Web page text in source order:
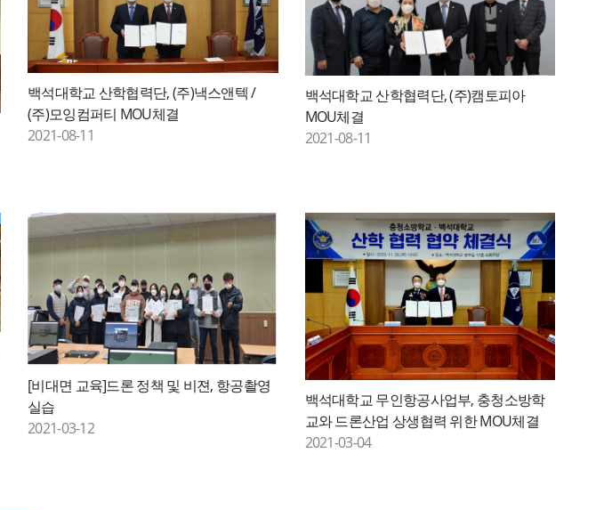
백석대학교 산학협력단, (주)낵스앤텍 /
(주)모잉컴퍼티 MOU체결
2021-08-11
백석대학교 산학협력단, (주)캠토피아
MOU체결
2021-08-11
[비대면 교육]드론 정책 및 비젼, 항공촬영
실습
2021-03-12
백석대학교 무인항공사업부, 충청소방학
교와 드론산업 상생협력 위한 MOU체결
2021-03-04